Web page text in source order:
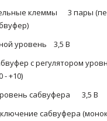
клеммы
3 пары
уровень
3,5 В
с регулятором
- +10)
сабвуфера
3,5 В
сабвуфера